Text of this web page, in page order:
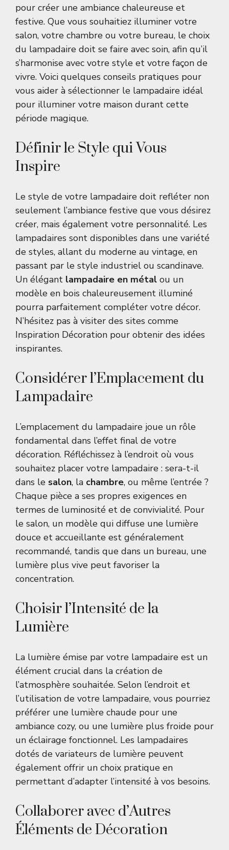
pour créer une ambiance chaleureuse et
festive. Que vous souhaitiez illuminer votre
salon, votre chambre ou votre bureau, le choix
du lampadaire doit se faire avec soin, afin qu’il
s’harmonise avec votre style et votre façon de
vivre. Voici quelques conseils pratiques pour
vous aider à sélectionner le lampadaire idéal
pour illuminer votre maison durant cette
période magique.
Définir le Style qui Vous
Inspire
Le style de votre lampadaire doit refléter non
seulement l’ambiance festive que vous désirez
créer, mais également votre personnalité. Les
lampadaires sont disponibles dans une variété
de styles, allant du moderne au vintage, en
passant par le style industriel ou scandinave.
Un élégant lampadaire en métal ou un
modèle en bois chaleureusement illuminé
pourra parfaitement compléter votre décor.
N’hésitez pas à visiter des sites comme
Inspiration Décoration pour obtenir des idées
inspirantes.
Considérer l’Emplacement du
Lampadaire
L’emplacement du lampadaire joue un rôle
fondamental dans l’effet final de votre
décoration. Réfléchissez à l’endroit où vous
souhaitez placer votre lampadaire : sera-t-il
dans le salon, la chambre, ou même l’entrée ?
Chaque pièce a ses propres exigences en
termes de luminosité et de convivialité. Pour
le salon, un modèle qui diffuse une lumière
douce et accueillante est généralement
recommandé, tandis que dans un bureau, une
lumière plus vive peut favoriser la
concentration.
Choisir l’Intensité de la
Lumière
La lumière émise par votre lampadaire est un
élément crucial dans la création de
l’atmosphère souhaitée. Selon l’endroit et
l’utilisation de votre lampadaire, vous pourriez
préférer une lumière chaude pour une
ambiance cozy, ou une lumière plus froide pour
un éclairage fonctionnel. Les lampadaires
dotés de variateurs de lumière peuvent
également offrir un choix pratique en
permettant d’adapter l’intensité à vos besoins.
Collaborer avec d’Autres
Éléments de Décoration